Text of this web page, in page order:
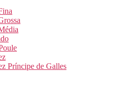
Príncipe de Galles